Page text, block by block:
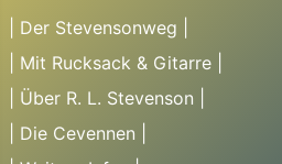
| Der Stevensonweg |
| Mit Rucksack & Gitarre |
| Über R. L. Stevenson |
| Die Cevennen |